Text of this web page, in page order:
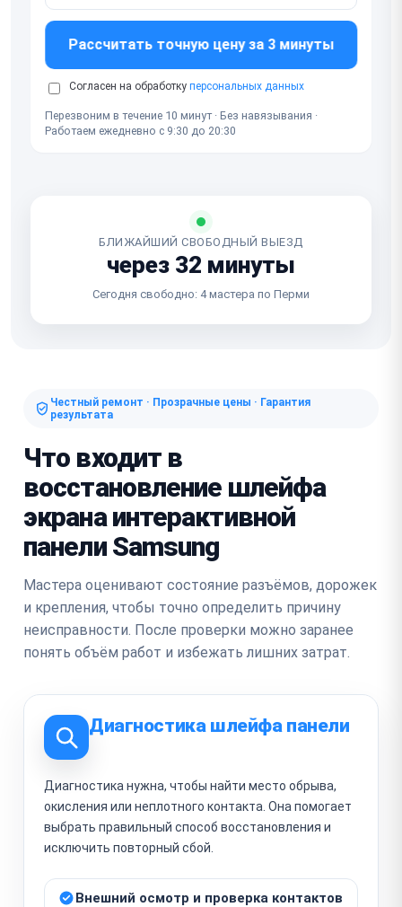
Рассчитать точную цену за 3 минуты
Согласен на обработку персональных данных
Перезвоним в течение 10 минут · Без навязывания ·
Работаем ежедневно с 9:30 до 20:30
БЛИЖАЙШИЙ СВОБОДНЫЙ ВЫЕЗД
через 32 минуты
Сегодня свободно: 4 мастера по Перми
Честный ремонт · Прозрачные цены · Гарантия
результата
Что входит в
восстановление шлейфа
экрана интерактивной
панели Samsung
Мастера оценивают состояние разъёмов, дорожек
и крепления, чтобы точно определить причину
неисправности. После проверки можно заранее
понять объём работ и избежать лишних затрат.
Диагностика шлейфа панели
Диагностика нужна, чтобы найти место обрыва,
окисления или неплотного контакта. Она помогает
выбрать правильный способ восстановления и
исключить повторный сбой.
Внешний осмотр и проверка контактов